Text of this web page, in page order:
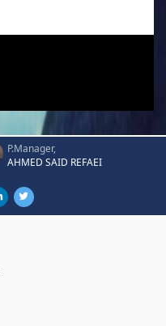
P.Manager,
AHMED SAID REFAEI